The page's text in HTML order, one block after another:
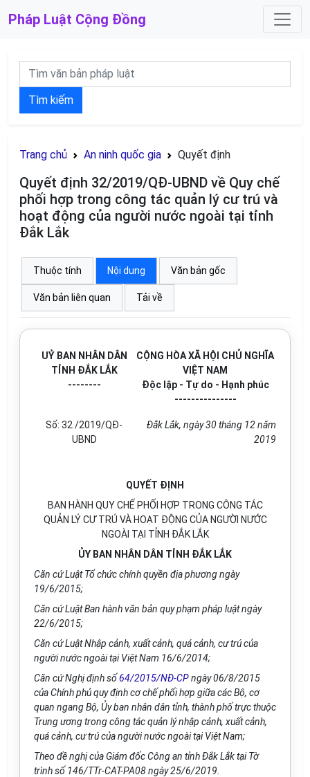
Pháp Luật Cộng Đồng
Tìm kiếm
Trang chủ An ninh quốc gia Quyết định
Quyết định 32/2019/QĐ-UBND về Quy chế
phối hợp trong công tác quản lý cư trú và
hoạt động của người nước ngoài tại tỉnh
Đắk Lắk
Thuộc tính Nội dung Văn bản gốc
Văn bản liên quan Tải về
UỶ BAN NHÂN DÂN
TỈNH ĐẮK LẮK
--------
CỘNG HÒA XÃ HỘI CHỦ NGHĨA
VIỆT NAM
Độc lập - Tự do - Hạnh phúc
---------------
Số: 32 /2019/QĐ-
UBND
Đắk Lắk, ngày 30 tháng 12 năm
2019
QUYẾT ĐỊNH
BAN HÀNH QUY CHẾ PHỐI HỢP TRONG CÔNG TÁC
QUẢN LÝ CƯ TRÚ VÀ HOẠT ĐỘNG CỦA NGƯỜI NƯỚC
NGOÀI TẠI TỈNH ĐẮK LẮK
ỦY BAN NHÂN DÂN TỈNH ĐẮK LẮK
Căn cứ Luật Tổ chức chính quyền địa phương ngày
19/6/2015;
Căn cứ Luật Ban hành văn bản quy phạm pháp luật ngày
22/6/2015;
Căn cứ Luật Nhập cảnh, xuất cảnh, quá cảnh, cư trú của
người nước ngoài tại Việt Nam 16/6/2014;
Căn cứ Nghị định số64/2015/NĐ-CPngày 06/8/2015
của Chính phủ quy định cơ chế phối hợp giữa các Bộ, cơ
quan ngang Bộ, Ủy ban nhân dân tỉnh, thành phố trực thuộc
Trung ương trong công tác quản lý nhập cảnh, xuất cảnh,
quá cảnh, cư trú của người nước ngoài tại Việt Nam;
Theo đề nghị của Giám đốc Công an tỉnh Đắk Lắk tại Tờ
trình số 146/TTr-CAT-PA08 ngày 25/6/2019.